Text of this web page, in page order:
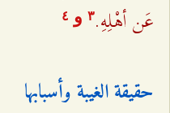
عَن أهْلِهِ.٣ و ٤
حقيقة الغيبة وأسبابها